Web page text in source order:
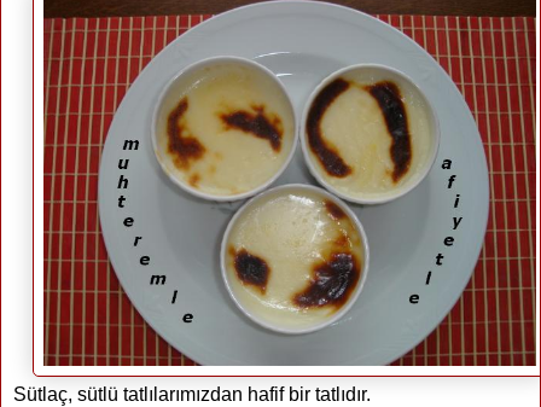
Sütlaç, sütlü tatlılarımızdan hafif bir tatlıdır.